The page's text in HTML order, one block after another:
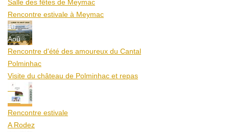
Salle des fêtes de Meymac
Rencontre estivale à Meymac
10
Aoû
Rencontre d'été des amoureux du Cantal
Polminhac
Visite du château de Polminhac et repas
12
Aoû
Rencontre estivale
A Rodez